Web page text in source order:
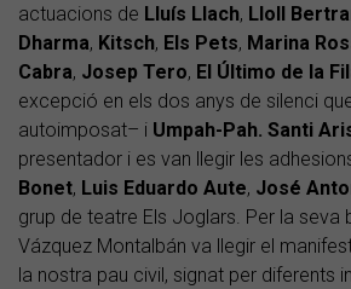
actuacions de Lluís Llach, Lloll
Dharma, Kitsch, Els Pets, Marina
Cabra, Josep Tero, El Último de la
excepció en els dos anys de silenci
autoimposat– i Umpah-Pah. Santi
presentador i es van llegir les
Bonet, Luis Eduardo Aute, José
grup de teatre Els Joglars. Per la seva
Vázquez Montalbán va llegir el
la nostra pau civil, signat per diferents